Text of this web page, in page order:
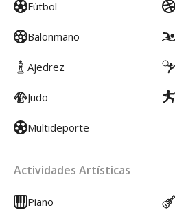
Fútbol
Balonmano
Ajedrez
Judo
Multideporte
Actividades Artísticas
Piano